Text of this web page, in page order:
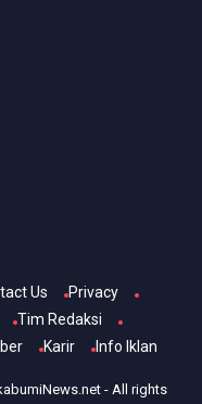
Us
Privacy
Tim Redaksi
Karir Info Iklan
- All rights